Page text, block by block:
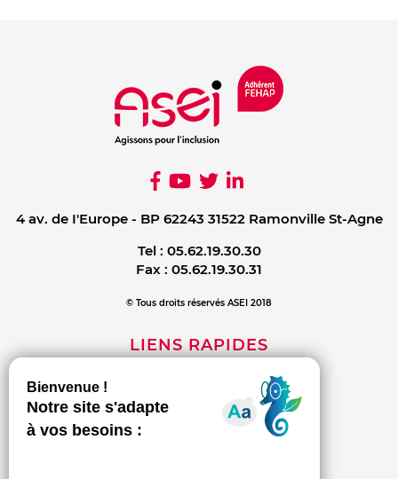
4 av. de I'Europe - BP 62243 31522 Ramonville St-Agne
Tel : 05.62.19.30.30
Fax : 05.62.19.30.31
© Tous droits réservés ASEI 2018
LIENS RAPIDES
Politique de confidentialité